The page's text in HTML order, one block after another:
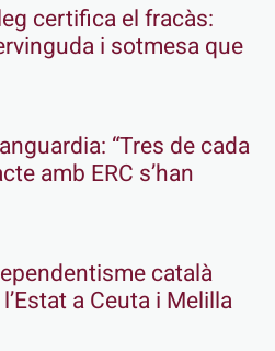
certifica el fracàs:
i sotmesa que
“Tres de cada
amb ERC s’han
català
a Ceuta i Melilla